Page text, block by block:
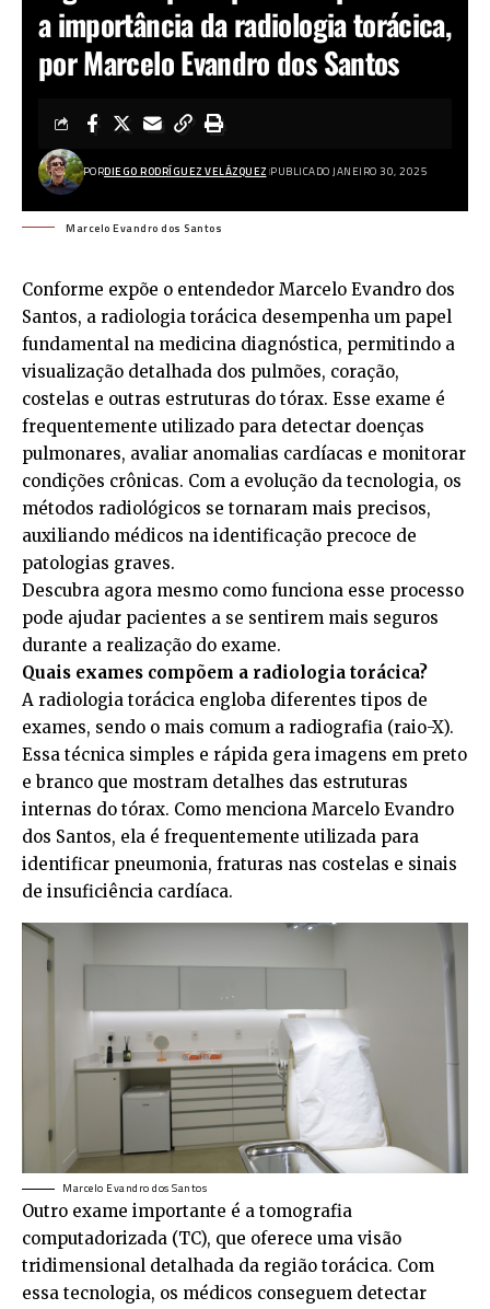
a importância da radiologia torácica,
por Marcelo Evandro dos Santos
PORDIEGO RODRÍGUEZ VELÁZQUEZ PUBLICADO JANEIRO 30, 2025
Marcelo Evandro dos Santos
Conforme expõe o entendedor Marcelo Evandro dos
Santos, a radiologia torácica desempenha um papel
fundamental na medicina diagnóstica, permitindo a
visualização detalhada dos pulmões, coração,
costelas e outras estruturas do tórax. Esse exame é
frequentemente utilizado para detectar doenças
pulmonares, avaliar anomalias cardíacas e monitorar
condições crônicas. Com a evolução da tecnologia, os
métodos radiológicos se tornaram mais precisos,
auxiliando médicos na identificação precoce de
patologias graves.
Descubra agora mesmo como funciona esse processo
pode ajudar pacientes a se sentirem mais seguros
durante a realização do exame.
Quais exames compõem a radiologia torácica?
A radiologia torácica engloba diferentes tipos de
exames, sendo o mais comum a radiografia (raio-X).
Essa técnica simples e rápida gera imagens em preto
e branco que mostram detalhes das estruturas
internas do tórax. Como menciona Marcelo Evandro
dos Santos, ela é frequentemente utilizada para
identificar pneumonia, fraturas nas costelas e sinais
de insuficiência cardíaca.
Marcelo Evandro dos Santos
Outro exame importante é a tomografia
computadorizada (TC), que oferece uma visão
tridimensional detalhada da região torácica. Com
essa tecnologia, os médicos conseguem detectar